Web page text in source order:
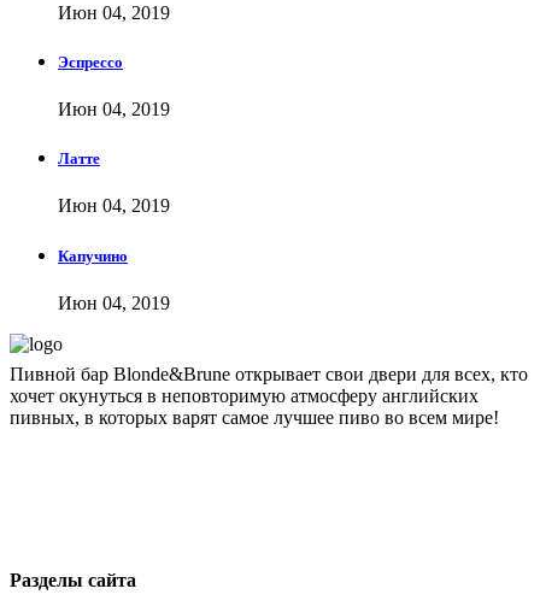
Июн 04, 2019
Эспрессо
Июн 04, 2019
Латте
Июн 04, 2019
Капучино
Июн 04, 2019
Пивной бар Blonde&Brune открывает свои двери для всех, кто
хочет окунуться в неповторимую атмосферу английских
пивных, в которых варят самое лучшее пиво во всем мире!
Разделы сайта